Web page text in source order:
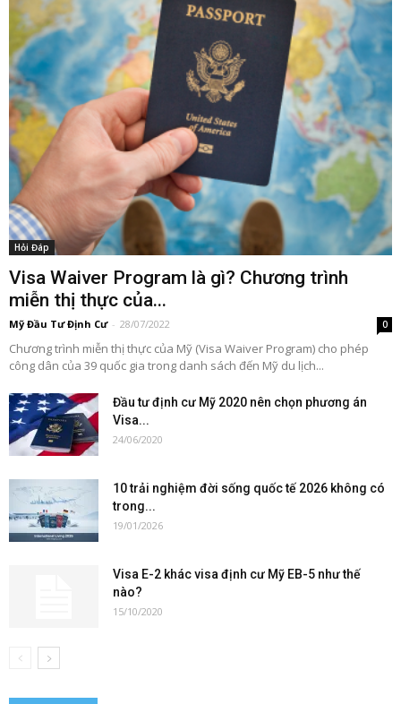
Hỏi Đáp
Visa Waiver Program là gì? Chương trình
miễn thị thực của...
Mỹ Đầu Tư Định Cư - 28/07/2022 0
Chương trình miễn thị thực của Mỹ (Visa Waiver Program) cho phép
công dân của 39 quốc gia trong danh sách đến Mỹ du lịch...
Đầu tư định cư Mỹ 2020 nên chọn phương án
Visa...
24/06/2020
10 trải nghiệm đời sống quốc tế 2026 không có
trong...
19/01/2026
Visa E-2 khác visa định cư Mỹ EB-5 như thế
nào?
15/10/2020